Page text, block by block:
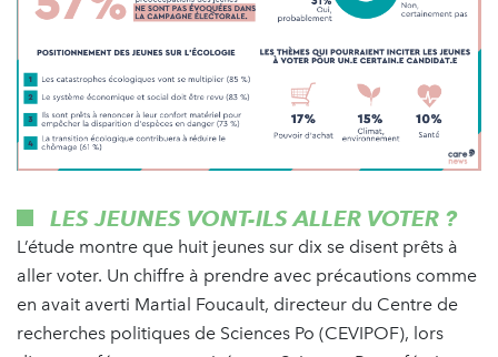
LES JEUNES VONT-ILS ALLER VOTER ?
L’étude montre que huit jeunes sur dix se disent prêts à
aller voter. Un chiffre à prendre avec précautions comme
en avait averti Martial Foucault, directeur du Centre de
recherches politiques de Sciences Po (CEVIPOF), lors